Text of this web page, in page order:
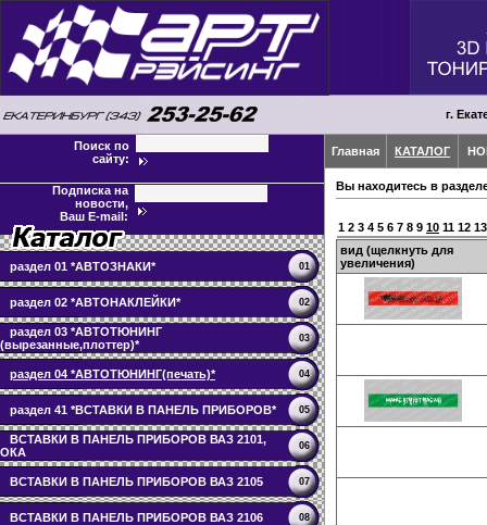
г.
Поиск по
сайту:
Подписка на
новости,
Ваш E-mail:
раздел 01 *АВТОЗНАКИ* 01
раздел 02 *АВТОНАКЛЕЙКИ* 02
раздел 03 *АВТОТЮНИНГ
(вырезанные,плоттер)*
03
раздел 04 *АВТОТЮНИНГ(печать)* 04
раздел 41 *ВСТАВКИ В ПАНЕЛЬ ПРИБОРОВ* 05
ВСТАВКИ В ПАНЕЛЬ ПРИБОРОВ ВАЗ 2101,
ОКА
06
ВСТАВКИ В ПАНЕЛЬ ПРИБОРОВ ВАЗ 2105 07
ВСТАВКИ В ПАНЕЛЬ ПРИБОРОВ ВАЗ 2106 08
Главная КАТАЛОГ
Вы находитесь в
1 2 3 4 5 6 7 8 9 10 11 12 13
вид (щелкнуть для
увеличения)